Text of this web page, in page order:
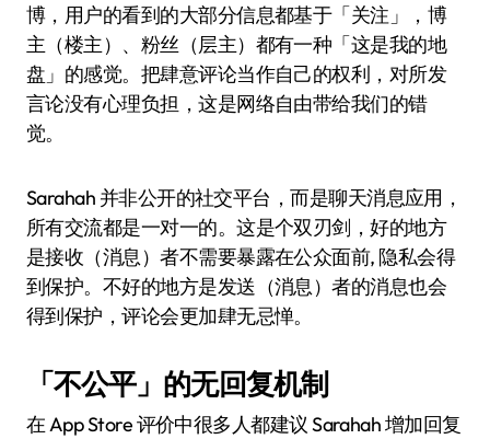
博，用户的看到的大部分信息都基于「关注」，博
主（楼主）、粉丝（层主）都有一种「这是我的地
盘」的感觉。把肆意评论当作自己的权利，对所发
言论没有心理负担，这是网络自由带给我们的错
觉。
Sarahah 并非公开的社交平台，而是聊天消息应用，
所有交流都是一对一的。这是个双刃剑，好的地方
是接收（消息）者不需要暴露在公众面前, 隐私会得
到保护。不好的地方是发送（消息）者的消息也会
得到保护，评论会更加肆无忌惮。
「不公平」的无回复机制
在 App Store 评价中很多人都建议 Sarahah 增加回复